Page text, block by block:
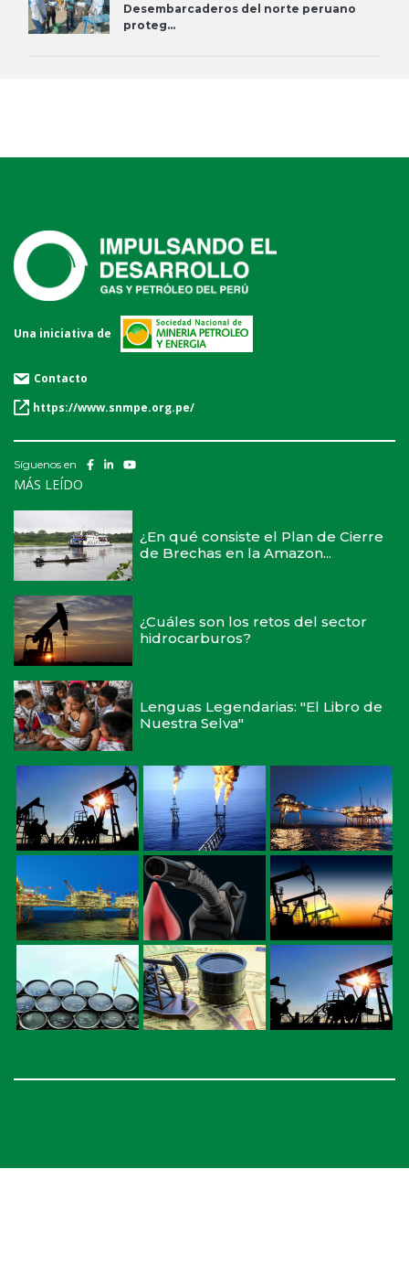
Desembarcaderos del norte peruano
proteg...
Una iniciativa de
Contacto
https://www.snmpe.org.pe/
Síguenos en
MÁS LEÍDO
¿En qué consiste el Plan de Cierre
de Brechas en la Amazon...
¿Cuáles son los retos del sector
hidrocarburos?
Lenguas Legendarias: "El Libro de
Nuestra Selva"